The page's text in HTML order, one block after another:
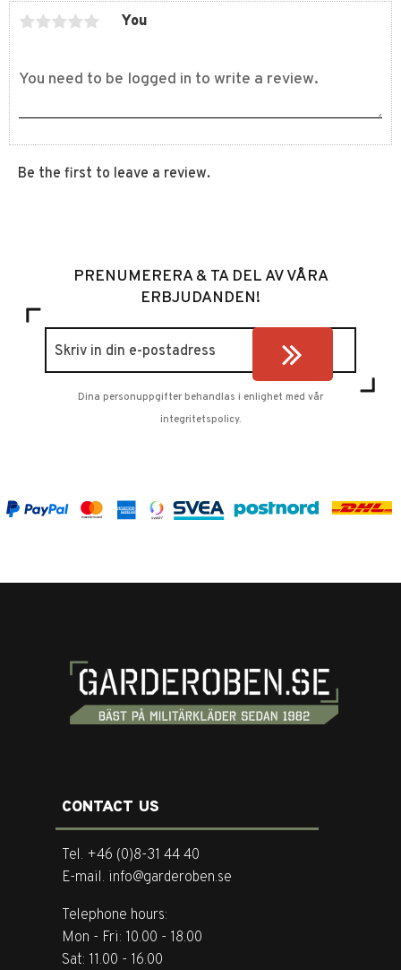
You
Be the first to leave a review.
PRENUMERERA & TA DEL AV VÅRA
ERBJUDANDEN!
Dina personuppgifter behandlas i enlighet med vår
integritetspolicy.
CONTACT US
Tel. +46 (0)8-31 44 40
E-mail. info@garderoben.se
Telephone hours:
Mon - Fri: 10.00 - 18.00
Sat: 11.00 - 16.00